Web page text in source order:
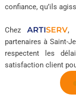
confiance, qu’ils
ChezARTISERV,
partenaires à Saint-
respectent les
satisfaction client